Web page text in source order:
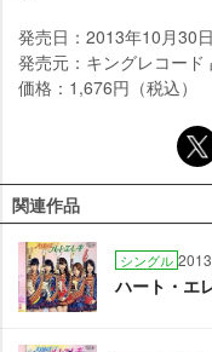
発売日：2013年10月30日
発売元：キングレコー
価格：1,676円（税込）
関連作品
シングル
ハート・エ